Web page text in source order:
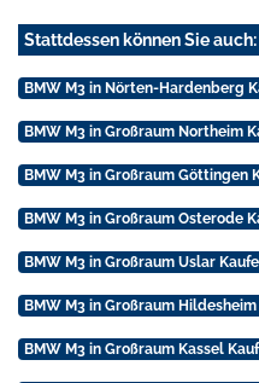
Stattdessen können Sie auch:
BMW M3 in Nörten-Hardenberg
BMW M3 in Großraum Northeim
BMW M3 in Großraum Göttingen
BMW M3 in Großraum Osterode
BMW M3 in Großraum Uslar
BMW M3 in Großraum
BMW M3 in Großraum Kassel